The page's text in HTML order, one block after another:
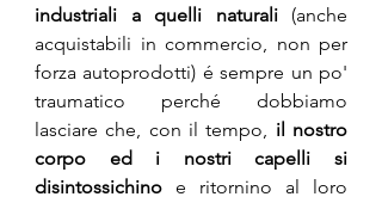
industriali a quelli naturali (anche
acquistabili in commercio, non per
forza autoprodotti) é sempre un po'
traumatico perché dobbiamo
lasciare che, con il tempo, il nostro
corpo ed i nostri capelli si
disintossichino e ritornino al loro